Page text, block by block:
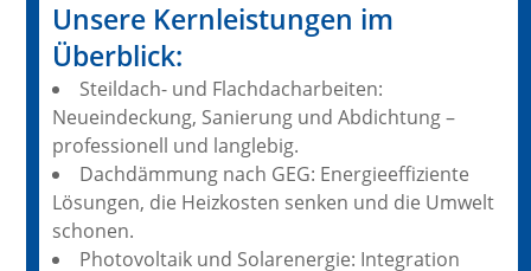
Unsere Kernleistungen im
Überblick:
Steildach- und Flachdacharbeiten:
Neueindeckung, Sanierung und Abdichtung –
professionell und langlebig.
Dachdämmung nach GEG: Energieeffiziente
Lösungen, die Heizkosten senken und die Umwelt
schonen.
Photovoltaik und Solarenergie: Integration